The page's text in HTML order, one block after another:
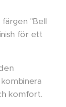
färgen "Bell
för ett
komfort.